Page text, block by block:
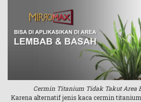
Cermin Titanium Tidak Takut Area
Karena alternatif jenis kaca cermin